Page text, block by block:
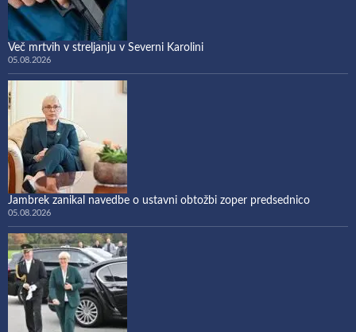
Več mrtvih v streljanju v Severni Karolini
05.08.2026
Jambrek zanikal navedbe o ustavni obtožbi zoper predsednico
05.08.2026